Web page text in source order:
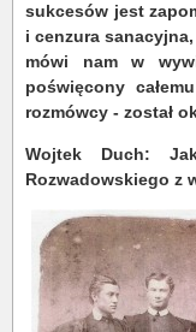
sukcesów jest
i cenzura
mówi nam w
poświęcony
rozmówcy - został
Wojtek Duch:
Rozwadowskiego z